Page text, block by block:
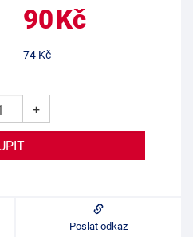
90Kč
74 Kč
+
Poslat odkaz